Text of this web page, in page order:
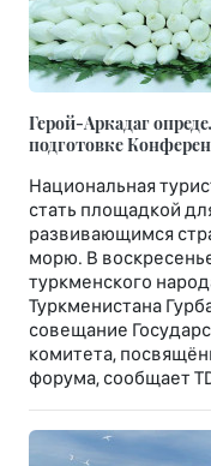
Герой-Аркадаг
подготовке
Национальная
стать площадкой
развивающимся
морю. В
туркменского
Туркменистана
совещание
комитета,
форума, сообщает